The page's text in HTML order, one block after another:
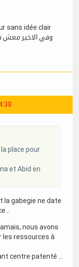
place pour
et Abid en
la gabegie ne date
nous avons
les ressources à
centre patenté …